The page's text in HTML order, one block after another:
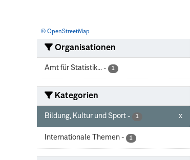
© OpenStreetMap
Organisationen
Amt für Statistik... - 1
Kategorien
Bildung, Kultur und Sport - 1 x
Internationale Themen - 1